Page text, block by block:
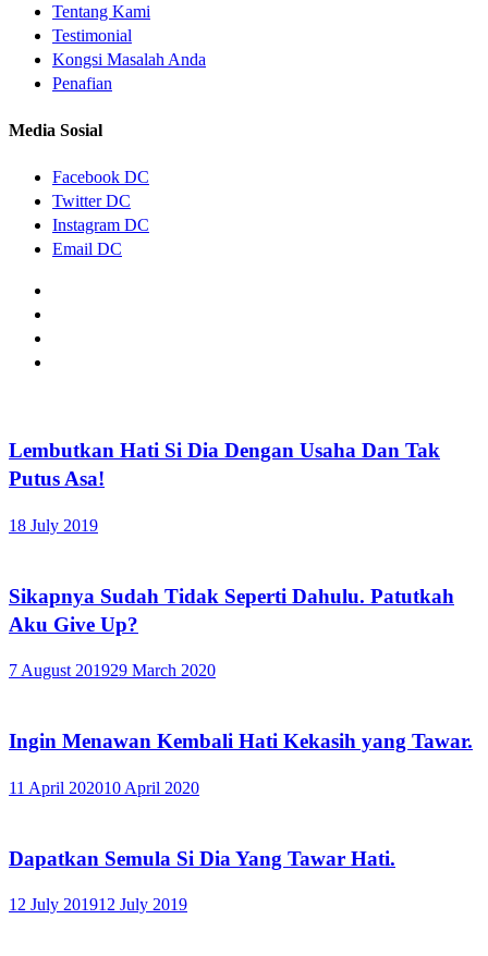
Tentang Kami
Testimonial
Kongsi Masalah Anda
Penafian
Media Sosial
Facebook DC
Twitter DC
Instagram DC
Email DC
Lembutkan Hati Si Dia Dengan Usaha Dan Tak
Putus Asa!
18 July 2019
Sikapnya Sudah Tidak Seperti Dahulu. Patutkah
Aku Give Up?
7 August 201929 March 2020
Ingin Menawan Kembali Hati Kekasih yang Tawar.
11 April 202010 April 2020
Dapatkan Semula Si Dia Yang Tawar Hati.
12 July 201912 July 2019